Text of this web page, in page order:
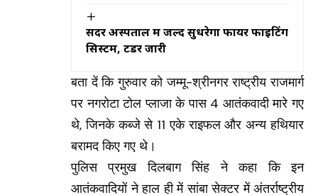
सदर अस्पताल में जल्द सुधरेगा फायर फाइटिंग
सिस्टम, टेंडर जारी
बता दें कि गुरुवार को जम्मू-श्रीनगर राष्ट्रीय राजमार्ग
पर नगरोटा टोल प्लाजा के पास 4 आतंकवादी मारे गए
थे, जिनके कब्जे से 11 एके राइफल और अन्य हथियार
बरामद किए गए थे।
पुलिस प्रमुख दिलबाग सिंह ने कहा कि इन
आतंकवादियों ने हाल ही में सांबा सेक्टर में अंतर्राष्ट्रीय